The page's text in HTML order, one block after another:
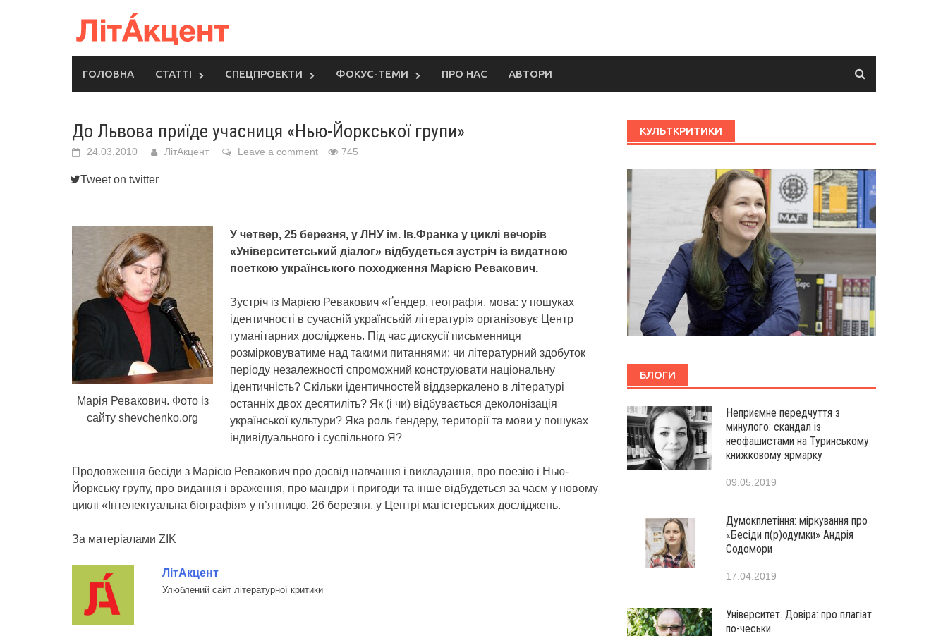
ГОЛОВНА СТАТТІ СПЕЦПРОЕКТИ ФОКУС-ТЕМИ ПРО НАС АВТОРИ
До Львова приїде учасниця «Нью-Йоркської групи»
24.03.2010 ЛітАкцент Leave a comment 745
Tweet on twitter
Марія Ревакович. Фото із
сайту shevchenko.org
У четвер, 25 березня, у ЛНУ ім. Ів.Франка у циклі вечорів
«Університетський діалог» відбудеться зустріч із видатною
поеткою українського походження Марією Ревакович.
Зустріч із Марією Ревакович «Ґендер, географія, мова: у пошуках
ідентичності в сучасній українській літературі» організовує Центр
гуманітарних досліджень. Під час дискусії письменниця
розмірковуватиме над такими питаннями: чи літературний здобуток
періоду незалежності спроможний конструювати національну
ідентичність? Скільки ідентичностей віддзеркалено в літературі
останніх двох десятиліть? Як (і чи) відбувається деколонізація
української культури? Яка роль ґендеру, території та мови у пошуках
індивідуального і суспільного Я?
Продовження бесіди з Марією Ревакович про досвід навчання і викладання, про поезію і Нью-
Йоркську групу, про видання і враження, про мандри і пригоди та інше відбудеться за чаєм у новому
циклі «Інтелектуальна біографія» у п’ятницю, 26 березня, у Центрі магістерських досліджень.
За матеріалами ZIK
ЛітАкцент
Улюблений сайт літературної критики
КУЛЬТКРИТИКИ
БЛОГИ
Неприємне передчуття з
минулого: скандал із
неофашистами на Туринському
книжковому ярмарку
09.05.2019
Думокплетіння: міркування про
«Бесіди п(р)одумки» Андрія
Содомори
17.04.2019
Університет. Довіра: про плагіат
по-чеськи